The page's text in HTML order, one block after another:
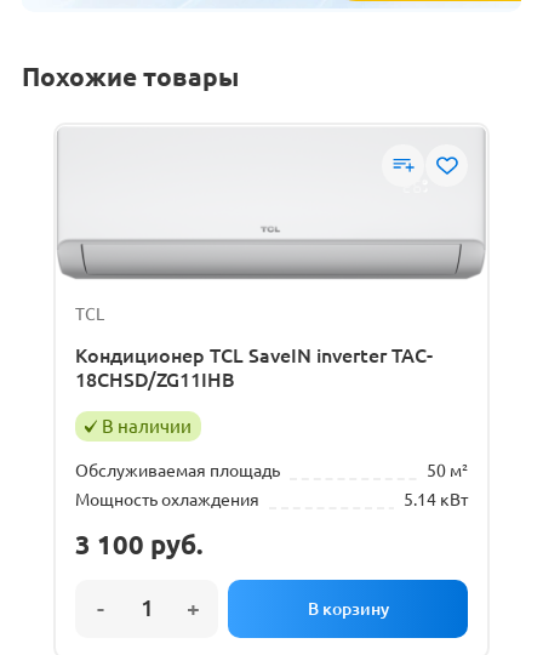
Похожие товары
TCL
Кондиционер TCL SaveIN inverter TAC-
18CHSD/ZG11IHB
В наличии
Обслуживаемая площадь
50 м²
Мощность охлаждения
5.14 кВт
3 100 руб.